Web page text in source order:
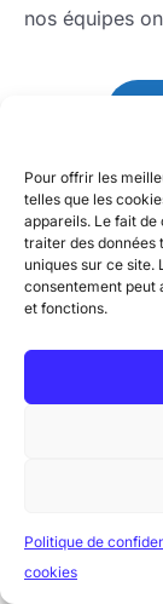
Pour offrir les
telles que les
appareils. Le fait
traiter des données
uniques sur ce site.
consentement peut
et fonctions.
Politique de
cookies
nos équipes
Planches
de sable : face